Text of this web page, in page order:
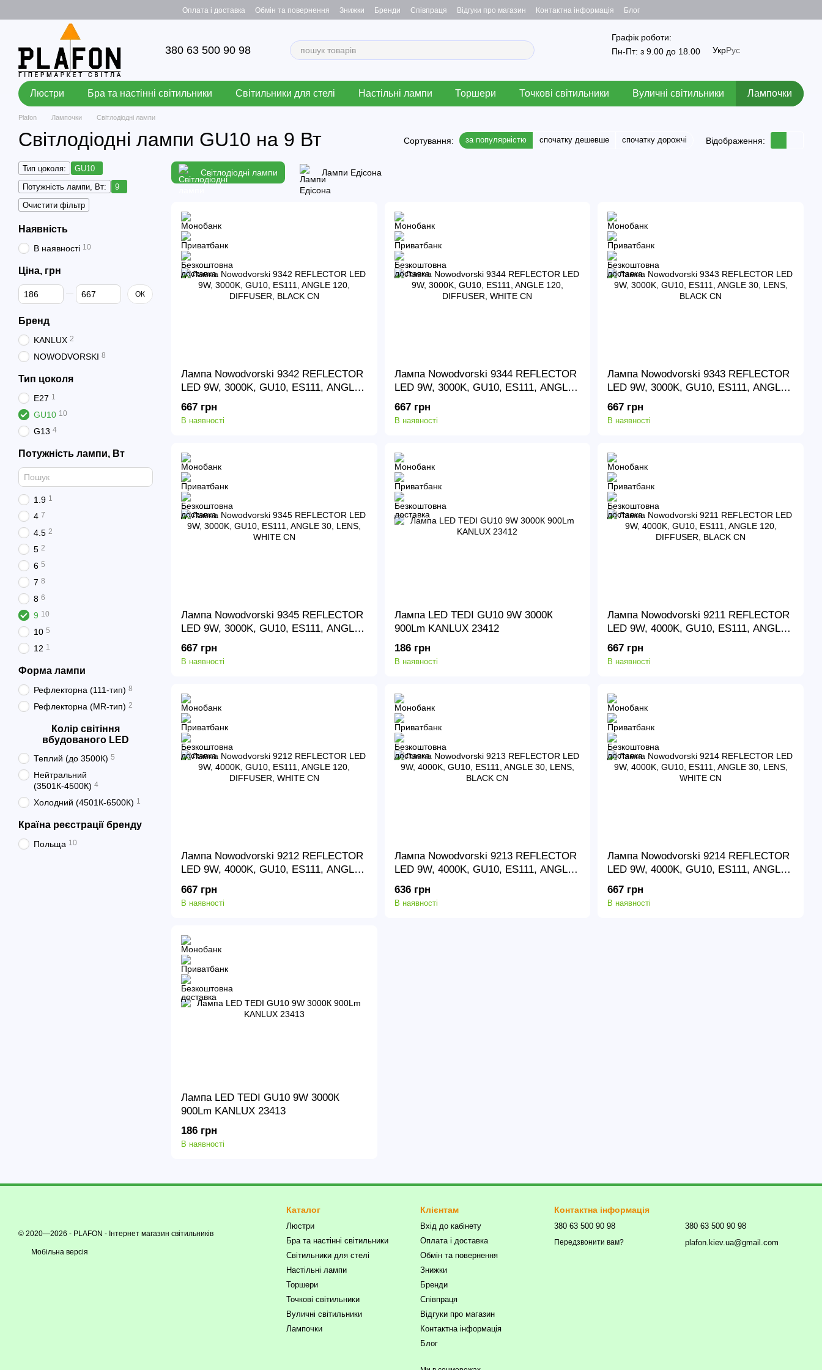
Оплата і доставка Обмін та повернення Знижки Бренди Співпраця Відгуки про магазин Контактна інформація Блог
380 63 500 90 98
Графік роботи:
Пн-Пт: з 9.00 до 18.00
УкрРус
Люстри Бра та настінні світильники Світильники для стелі Настільні лампи Торшери Точкові світильники Вуличні світильники Лампочки
Plafon Лампочки Світлодіодні лампи
Світлодіодні лампи GU10 на 9 Вт Сортування: за популярністю спочатку дешевше спочатку дорожчі Відображення:
Світлодіодні лампи Лампи Едісона
Лампа Nowodvorski 9342 REFLECTOR
LED 9W, 3000K, GU10, ES111, ANGLE
120, DIFFUSER, BLACK CN
667 грн
В наявності
Лампа Nowodvorski 9344 REFLECTOR
LED 9W, 3000K, GU10, ES111, ANGLE
120, DIFFUSER, WHITE CN
667 грн
В наявності
Лампа Nowodvorski 9343 REFLECTOR
LED 9W, 3000K, GU10, ES111, ANGLE
30, LENS, BLACK CN
667 грн
В наявності
Лампа Nowodvorski 9345 REFLECTOR
LED 9W, 3000K, GU10, ES111, ANGLE
30, LENS, WHITE CN
667 грн
В наявності
Лампа LED TEDI GU10 9W 3000К
900Lm KANLUX 23412
186 грн
В наявності
Лампа Nowodvorski 9211 REFLECTOR
LED 9W, 4000K, GU10, ES111, ANGLE
120, DIFFUSER, BLACK CN
667 грн
В наявності
Лампа Nowodvorski 9212 REFLECTOR
LED 9W, 4000K, GU10, ES111, ANGLE
120, DIFFUSER, WHITE CN
667 грн
В наявності
Лампа Nowodvorski 9213 REFLECTOR
LED 9W, 4000K, GU10, ES111, ANGLE
30, LENS, BLACK CN
636 грн
В наявності
Лампа Nowodvorski 9214 REFLECTOR
LED 9W, 4000K, GU10, ES111, ANGLE
30, LENS, WHITE CN
667 грн
В наявності
Лампа LED TEDI GU10 9W 3000К
900Lm KANLUX 23413
186 грн
В наявності
Тип цоколя:
GU10
Потужність лампи, Вт:
9
Очистити фільтр
Наявність
В наявності 10
Ціна, грн
Від Ціна, грн
До Ціна, грн ОК
Бренд
KANLUX 2
NOWODVORSKI 8
Тип цоколя
E27 1
GU10 10
G13 4
Потужність лампи, Вт
1.9 1
4 7
4.5 2
5 2
6 5
7 8
8 6
9 10
10 5
12 1
Форма лампи
Рефлекторна (111-тип) 8
Рефлекторна (MR-тип) 2
Колір світіння
вбудованого LED
Теплий (до 3500К) 5
Нейтральний
(3501К-4500К) 4
Холодний (4501К-6500К) 1
Країна реєстрації бренду
Польща 10
© 2020—2026 - PLAFON - Інтернет магазин світильників
Мобільна версія
Каталог
Люстри
Бра та настінні світильники
Світильники для стелі
Настільні лампи
Торшери
Точкові світильники
Вуличні світильники
Лампочки
Клієнтам
Вхід до кабінету
Оплата і доставка
Обмін та повернення
Знижки
Бренди
Співпраця
Відгуки про магазин
Контактна інформація
Блог
Контактна інформація
380 63 500 90 98
Передзвонити вам?
380 63 500 90 98
plafon.kiev.ua@gmail.com